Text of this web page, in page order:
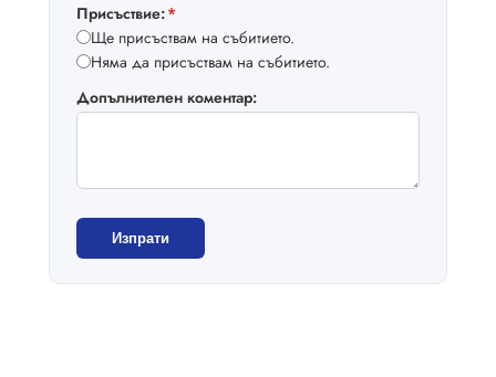
Присъствие:*
Ще присъствам на събитието.
Няма да присъствам на събитието.
Допълнителен коментар:
Изпрати